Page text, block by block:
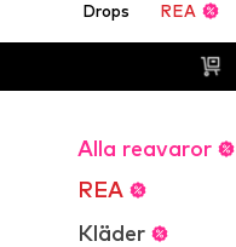
Drops REA
Alla reavaror
REA
Kläder